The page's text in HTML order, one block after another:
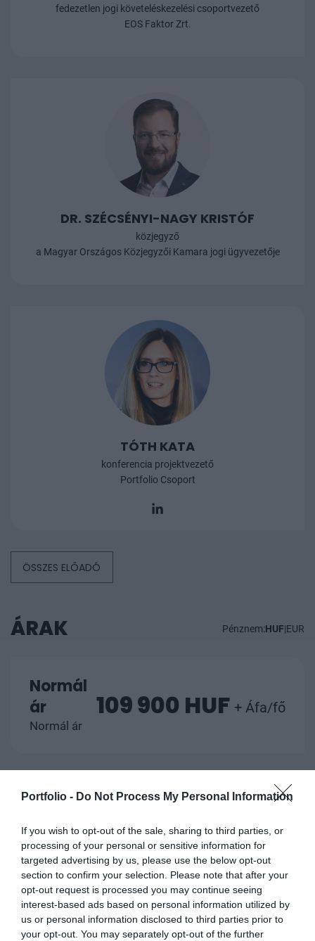
Portfolio - Do Not Process My Personal Information
If you wish to opt-out of the sale, sharing to third parties, or
processing of your personal or sensitive information for
targeted advertising by us, please use the below opt-out
section to confirm your selection. Please note that after your
opt-out request is processed you may continue seeing
interest-based ads based on personal information utilized by
us or personal information disclosed to third parties prior to
your opt-out. You may separately opt-out of the further
fedezetlen jogi követeléskezelési csoportvezető
EOS Faktor Zrt.
DR. SZÉCSÉNYI-NAGY KRISTÓF
közjegyző
a Magyar Országos Közjegyzői Kamara jogi ügyvezetője
TÓTH KATA
konferencia projektvezető
Portfolio Csoport
ÖSSZES ELŐADÓ
ÁRAK Pénznem:HUF|EUR
Normál
ár
Normál ár
109 900 HUF + Áfa/fő
2 fő
jelentkezése
esetén*
(-10%)
101 900 HUF+ Áfa/fő